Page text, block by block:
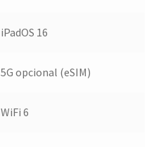
iPadOS 16
5G opcional (eSIM)
WiFi 6